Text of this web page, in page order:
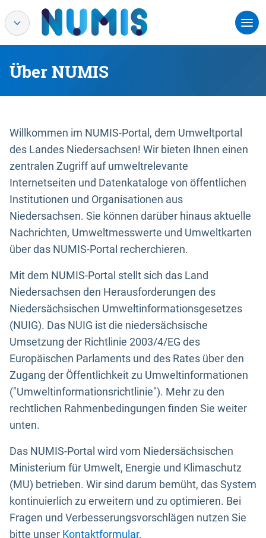
Über NUMIS
Willkommen im NUMIS-Portal, dem Umweltportal
des Landes Niedersachsen! Wir bieten Ihnen einen
zentralen Zugriff auf umweltrelevante
Internetseiten und Datenkataloge von öffentlichen
Institutionen und Organisationen aus
Niedersachsen. Sie können darüber hinaus aktuelle
Nachrichten, Umweltmesswerte und Umweltkarten
über das NUMIS-Portal recherchieren.
Mit dem NUMIS-Portal stellt sich das Land
Niedersachsen den Herausforderungen des
Niedersächsischen Umweltinformationsgesetzes
(NUIG). Das NUIG ist die niedersächsische
Umsetzung der Richtlinie 2003/4/EG des
Europäischen Parlaments und des Rates über den
Zugang der Öffentlichkeit zu Umweltinformationen
("Umweltinformationsrichtlinie"). Mehr zu den
rechtlichen Rahmenbedingungen finden Sie weiter
unten.
Das NUMIS-Portal wird vom Niedersächsischen
Ministerium für Umwelt, Energie und Klimaschutz
(MU) betrieben. Wir sind darum bemüht, das System
kontinuierlich zu erweitern und zu optimieren. Bei
Fragen und Verbesserungsvorschlägen nutzen Sie
bitte unser Kontaktformular.